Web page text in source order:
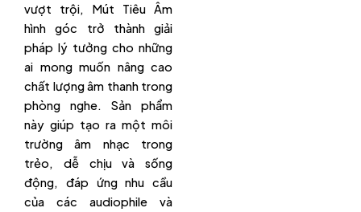
vượt trội, Mút Tiêu Âm
hình góc trở thành giải
pháp lý tưởng cho những
ai mong muốn nâng cao
chất lượng âm thanh trong
phòng nghe. Sản phẩm
này giúp tạo ra một môi
trường âm nhạc trong
trẻo, dễ chịu và sống
động, đáp ứng nhu cầu
của các audiophile và